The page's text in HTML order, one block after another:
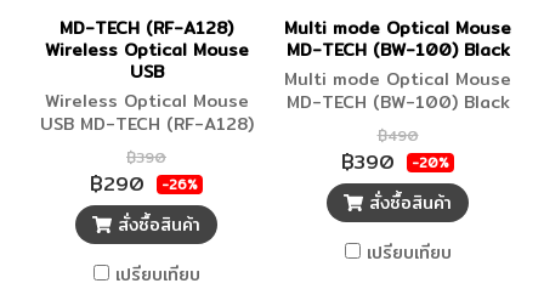
MD-TECH (RF-A128)
Wireless Optical Mouse
USB
Wireless Optical Mouse
USB MD-TECH (RF-A128)
White (คลิ๊กเงียบ)
฿390
฿290 -26%
สั่งซื้อสินค้า
เปรียบเทียบ
Multi mode Optical Mouse
MD-TECH (BW-100) Black
Multi mode Optical Mouse
MD-TECH (BW-100) Black
฿490
฿390 -20%
สั่งซื้อสินค้า
เปรียบเทียบ